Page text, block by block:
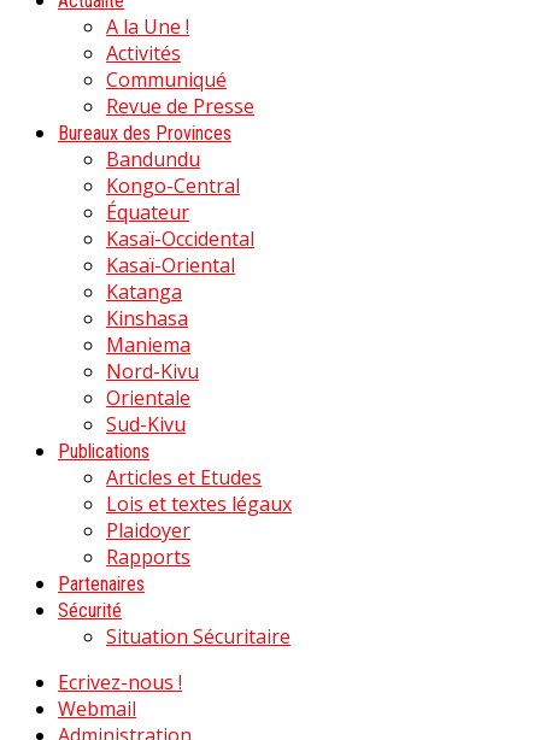
A la Une !
Activités
Communiqué
Revue de Presse
Bureaux des Provinces
Bandundu
Kongo-Central
Équateur
Kasaï-Occidental
Kasaï-Oriental
Katanga
Kinshasa
Maniema
Nord-Kivu
Orientale
Sud-Kivu
Publications
Articles et Etudes
Lois et textes légaux
Plaidoyer
Rapports
Partenaires
Sécurité
Situation Sécuritaire
Ecrivez-nous !
Webmail